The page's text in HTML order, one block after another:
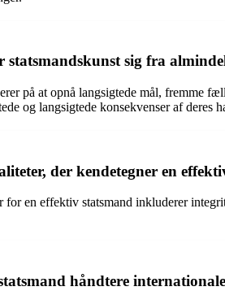
sig fra
på at opnå langsigtede mål, fremme
og langsigtede konsekvenser af deres
der kendetegner en
en effektiv statsmand inkluderer
håndtere